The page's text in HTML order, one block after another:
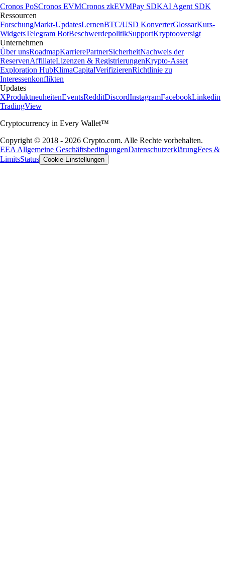
Cronos PoSCronos EVMCronos zkEVMPay SDKAI Agent SDK
Ressourcen
ForschungMarkt-UpdatesLernenBTC/USD KonverterGlossarKurs-
WidgetsTelegram BotBeschwerdepolitikSupportKryptooversigt
Unternehmen
Über unsRoadmapKarrierePartnerSicherheitNachweis der
ReservenAffiliateLizenzen & RegistrierungenKrypto-Asset
Exploration HubKlimaCapitalVerifizierenRichtlinie zu
Interessenkonflikten
Updates
XProduktneuheitenEventsRedditDiscordInstagramFacebookLinkedin
TradingView
Cryptocurrency in Every Wallet™
Copyright © 2018 - 2026 Crypto.com. Alle Rechte vorbehalten.
EEA Allgemeine GeschäftsbedingungenDatenschutzerklärungFees &
LimitsStatus Cookie-Einstellungen